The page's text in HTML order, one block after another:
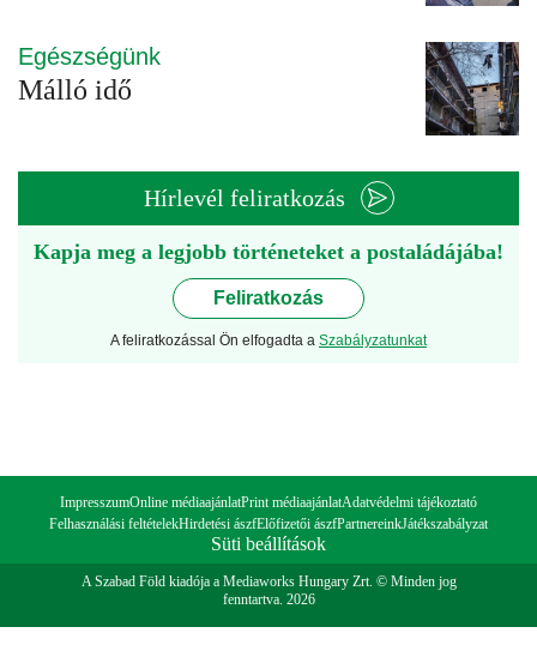
Egészségünk
Málló idő
Hírlevél feliratkozás
Kapja meg a legjobb történeteket a postaládájába!
Feliratkozás
A feliratkozással Ön elfogadta a Szabályzatunkat
ImpresszumOnline médiaajánlatPrint médiaajánlatAdatvédelmi tájékoztató
Felhasználási feltételekHirdetési ászfElőfizetői ászfPartnereinkJátékszabályzat
Süti beállítások
A Szabad Föld kiadója a Mediaworks Hungary Zrt. © Minden jog
fenntartva. 2026